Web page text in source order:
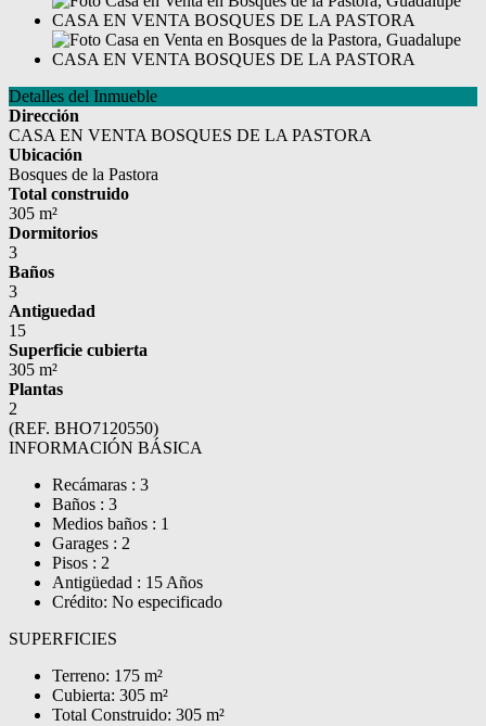
Detalles del Inmueble
Dirección
CASA EN VENTA BOSQUES DE LA PASTORA
Ubicación
Bosques de la Pastora
Total construido
305 m²
Dormitorios
3
Baños
3
Antiguedad
15
Superficie cubierta
305 m²
Plantas
2
(REF. BHO7120550)
INFORMACIÓN BÁSICA
Recámaras : 3
Baños : 3
Medios baños : 1
Garages : 2
Pisos : 2
Antigüedad : 15 Años
Crédito: No especificado
SUPERFICIES
Terreno: 175 m²
Cubierta: 305 m²
Total Construido: 305 m²